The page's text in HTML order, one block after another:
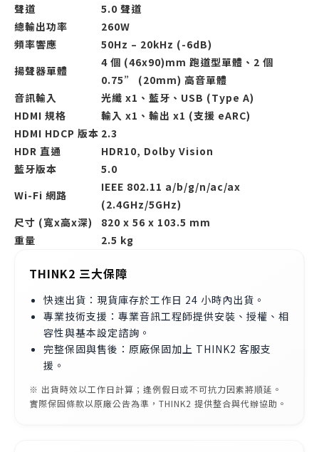
聲道
5.0 聲道
總輸出功率
260W
頻率響應
50Hz – 20kHz (-6dB)
揚聲器單體
4 個 (46x90)mm 跑道型單體、2 個
0.75” (20mm) 高音單體
音訊輸入
光纖 x1、藍牙、USB (Type A)
HDMI 規格
輸入 x1、輸出 x1 (支援 eARC)
HDMI HDCP 版本 2.3
HDR 直通
HDR10, Dolby Vision
藍牙版本
5.0
Wi-Fi 網路
IEEE 802.11 a/b/g/n/ac/ax
(2.4GHz/5GHz)
尺寸 (寬x高x深)
820 x 56 x 103.5 mm
重量
2.5 kg
THINK2 三大保障
快速出貨：現貨庫存於工作日 24 小時內出貨。
專業技術支援：專業音訊工程師提供安裝、授權、相
容性與基本設定諮詢。
完整保固與售後：原廠保固加上 THINK2 客服支
援。
※ 出貨時效以工作日計算；逢例假日或不可抗力因素將順延。
實際保固條款以原廠公告為準，THINK2 提供整合與代辦協助。